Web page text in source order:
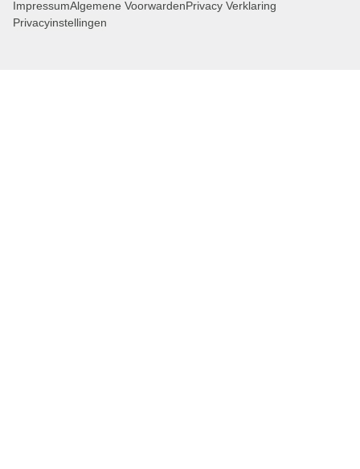
ImpressumAlgemene VoorwardenPrivacy Verklaring
Privacyinstellingen